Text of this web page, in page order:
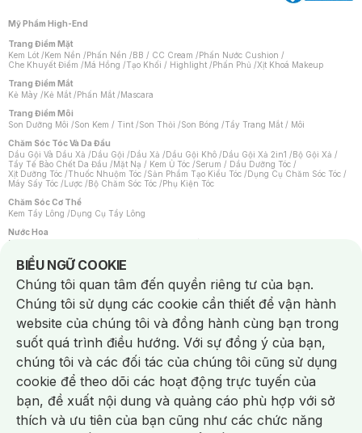
Mỹ Phẩm High-End
Trang Điểm Mặt
Kem Lót /Kem Nền /Phấn Nền /BB / CC Cream /Phấn Nước Cushion /
Che Khuyết Điểm /Má Hồng /Tạo Khối / Highlight /Phấn Phủ /Xịt Khoá Makeup
Trang Điểm Mắt
Kẻ Mày /Kẻ Mắt /Phấn Mắt /Mascara
Trang Điểm Môi
Son Dưỡng Môi /Son Kem / Tint /Son Thỏi /Son Bóng /Tẩy Trang Mắt / Môi
Chăm Sóc Tóc Và Da Đầu
Dầu Gội Và Dầu Xả /Dầu Gội /Dầu Xả /Dầu Gội Khô /Dầu Gội Xả 2in1 /Bộ Gội Xả /
Tẩy Tế Bào Chết Da Đầu /Mặt Nạ / Kem Ủ Tóc /Serum / Dầu Dưỡng Tóc /
Xịt Dưỡng Tóc /Thuốc Nhuộm Tóc /Sản Phẩm Tạo Kiểu Tóc /Dụng Cụ Chăm Sóc Tóc /
Máy Sấy Tóc /Lược /Bộ Chăm Sóc Tóc /Phụ Kiện Tóc
Chăm Sóc Cơ Thể
Kem Tẩy Lông /Dụng Cụ Tẩy Lông
Nước Hoa
Nước Hoa Nữ
Chăm Sóc Cá Nhân
Chống Muỗi /Khẩu Trang /Máy Massage/Mặt Nạ Xông Hơi /Nước Rửa Tay/
Sản Phẩm Chăm Sóc Khác /Bàn Chải Đánh Răng /Bàn Chải Điện/
Hỗ Trợ Trắng Răng/Kem Đánh Răng /Máy Tăm Nước/ Nước Súc Miệng/
Tăm / Chỉ Nha Khoa/ Xịt Thơm Miệng / Dung Dịch Vệ Sinh/Dưỡng Vùng Kín/
Khăn Ướt Vệ Sinh Vùng Kín/Băng Vệ Sinh/Tampon/Bọt Cạo Râu /Dao Cạo Râu/
Máy Cạo Râu
Vấn Đề Về Da
Da Dầu / Lỗ Chân Lông To/ Da Khô / Mất Nước/ Da Lão Hóa/ Da Mụn/
Da Nhạy Cảm / Kích Ứng
Da Xỉn Màu Thâm / Nám / Tàn Nhang
Quầng Thâm & Bọng Mắt /Sẹo /Viêm Da Cơ Địa
Dụng Cụ / Phụ Kiện Chăm Sóc Da
Bông Tẩy Trang
Khăn Lau Mặt Khô Dụng Cụ / Máy Rửa Mặt Máy Chăm Sóc Da
Dụng Cụ Chăm Sóc Khác
BIỂU NGỮ COOKIE
Notice about cookies usage
Chúng tôi quan tâm đến quyền riêng tư của bạn.
Chúng tôi sử dụng các cookie cần thiết để vận hành
website của chúng tôi và đồng hành cùng bạn trong
suốt quá trình điều hướng. Với sự đồng ý của bạn,
chúng tôi và các đối tác của chúng tôi cũng sử dụng
cookie để theo dõi các hoạt động trực tuyến của
bạn, đề xuất nội dung và quảng cáo phù hợp với sở
thích và ưu tiên của bạn cũng như các chức năng